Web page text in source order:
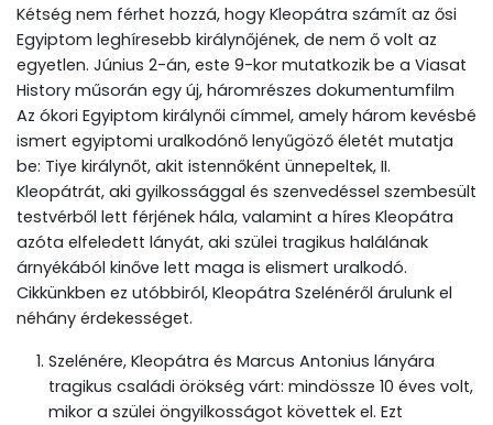
Kétség nem férhet hozzá, hogy Kleopátra számít az ősi
Egyiptom leghíresebb királynőjének, de nem ő volt az
egyetlen. Június 2-án, este 9-kor mutatkozik be a Viasat
History műsorán egy új, háromrészes dokumentumfilm
Az ókori Egyiptom királynői címmel, amely három kevésbé
ismert egyiptomi uralkodónő lenyűgöző életét mutatja
be: Tiye királynőt, akit istennőként ünnepeltek, II.
Kleopátrát, aki gyilkossággal és szenvedéssel szembesült
testvérből lett férjének hála, valamint a híres Kleopátra
azóta elfeledett lányát, aki szülei tragikus halálának
árnyékából kinőve lett maga is elismert uralkodó.
Cikkünkben ez utóbbiról, Kleopátra Szelénéről árulunk el
néhány érdekességet.
Szelénére, Kleopátra és Marcus Antonius lányára
tragikus családi örökség várt: mindössze 10 éves volt,
mikor a szülei öngyilkosságot követtek el. Ezt